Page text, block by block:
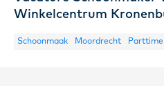
Winkelcentrum
Schoonmaak Moordrecht Parttime